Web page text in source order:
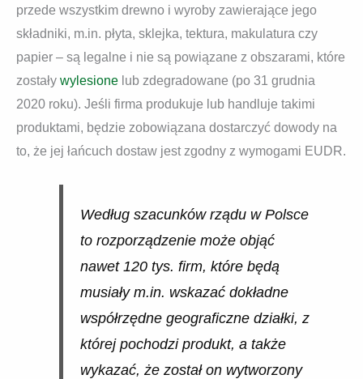
przede wszystkim drewno i wyroby zawierające jego
składniki, m.in. płyta, sklejka, tektura, makulatura czy
papier – są legalne i nie są powiązane z obszarami, które
zostały wylesione lub zdegradowane (po 31 grudnia
2020 roku). Jeśli firma produkuje lub handluje takimi
produktami, będzie zobowiązana dostarczyć dowody na
to, że jej łańcuch dostaw jest zgodny z wymogami EUDR.
Według szacunków rządu w Polsce
to rozporządzenie może objąć
nawet 120 tys. firm, które będą
musiały m.in. wskazać dokładne
współrzędne geograficzne działki, z
której pochodzi produkt, a także
wykazać, że został on wytworzony